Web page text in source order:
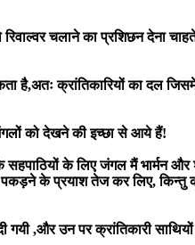
चलाने का प्रशिछन देना
है,अतः क्रांतिकारियों का दल
को देखने की इच्छा से आये हैं!
के लिए जंगल मैं भार्मन
के प्रयाश तेज कर लिए, किन्तु
,और उन पर क्रांतिकारी